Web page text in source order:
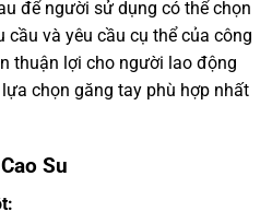
để người sử dụng có thể chọn
và yêu cầu cụ thể của công
thuận lợi cho người lao động
chọn găng tay phù hợp nhất
Su